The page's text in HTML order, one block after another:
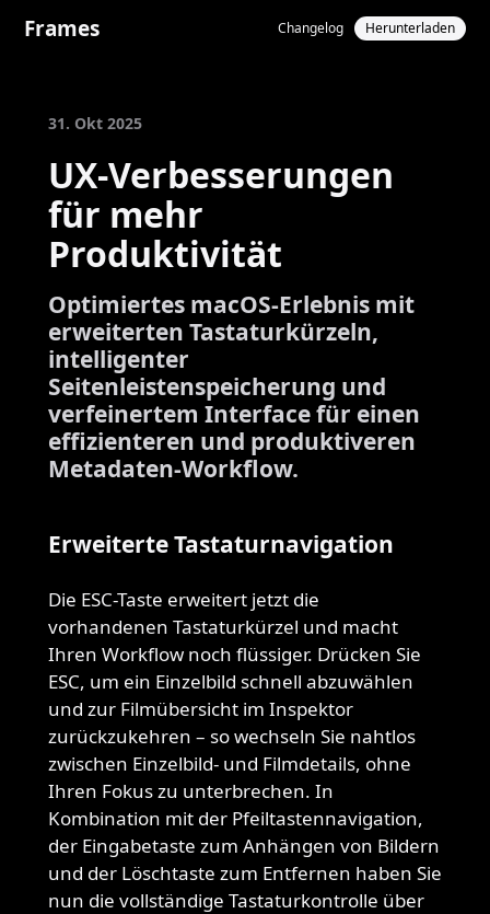
Frames Changelog Herunterladen
31. Okt 2025
UX-Verbesserungen
für mehr
Produktivität
Optimiertes macOS-Erlebnis mit
erweiterten Tastaturkürzeln,
intelligenter
Seitenleistenspeicherung und
verfeinertem Interface für einen
effizienteren und produktiveren
Metadaten-Workflow.
Erweiterte Tastaturnavigation
Die ESC-Taste erweitert jetzt die
vorhandenen Tastaturkürzel und macht
Ihren Workflow noch flüssiger. Drücken Sie
ESC, um ein Einzelbild schnell abzuwählen
und zur Filmübersicht im Inspektor
zurückzukehren – so wechseln Sie nahtlos
zwischen Einzelbild- und Filmdetails, ohne
Ihren Fokus zu unterbrechen. In
Kombination mit der Pfeiltastennavigation,
der Eingabetaste zum Anhängen von Bildern
und der Löschtaste zum Entfernen haben Sie
nun die vollständige Tastaturkontrolle über